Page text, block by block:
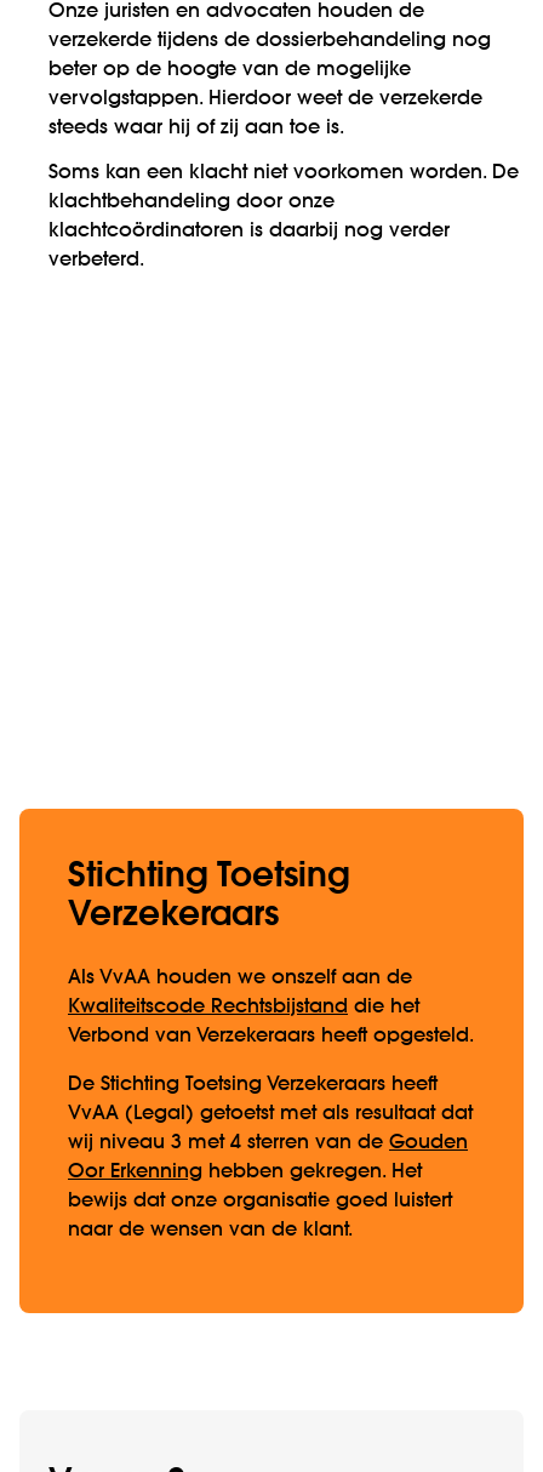
Onze juristen en advocaten houden de
verzekerde tijdens de dossierbehandeling nog
beter op de hoogte van de mogelijke
vervolgstappen. Hierdoor weet de verzekerde
steeds waar hij of zij aan toe is.
Soms kan een klacht niet voorkomen worden. De
klachtbehandeling door onze
klachtcoördinatoren is daarbij nog verder
verbeterd.
Stichting Toetsing
Verzekeraars
Als VvAA houden we onszelf aan de
Kwaliteitscode Rechtsbijstand die het
Verbond van Verzekeraars heeft opgesteld.
De Stichting Toetsing Verzekeraars heeft
VvAA (Legal) getoetst met als resultaat dat
wij niveau 3 met 4 sterren van de Gouden
Oor Erkenning hebben gekregen. Het
bewijs dat onze organisatie goed luistert
naar de wensen van de klant.